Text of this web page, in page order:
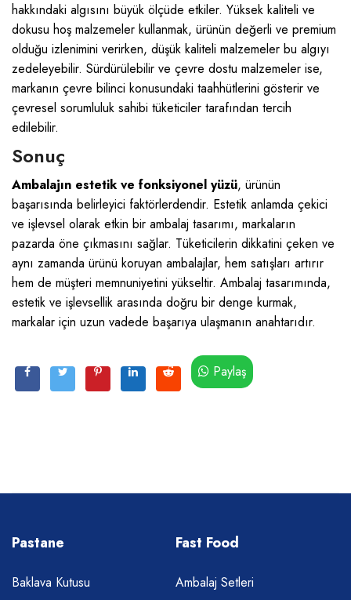
hakkındaki algısını büyük ölçüde etkiler. Yüksek kaliteli ve
dokusu hoş malzemeler kullanmak, ürünün değerli ve premium
olduğu izlenimini verirken, düşük kaliteli malzemeler bu algıyı
zedeleyebilir. Sürdürülebilir ve çevre dostu malzemeler ise,
markanın çevre bilinci konusundaki taahhütlerini gösterir ve
çevresel sorumluluk sahibi tüketiciler tarafından tercih
edilebilir.
Sonuç
Ambalajın estetik ve fonksiyonel yüzü, ürünün
başarısında belirleyici faktörlerdendir. Estetik anlamda çekici
ve işlevsel olarak etkin bir ambalaj tasarımı, markaların
pazarda öne çıkmasını sağlar. Tüketicilerin dikkatini çeken ve
aynı zamanda ürünü koruyan ambalajlar, hem satışları artırır
hem de müşteri memnuniyetini yükseltir. Ambalaj tasarımında,
estetik ve işlevsellik arasında doğru bir denge kurmak,
markalar için uzun vadede başarıya ulaşmanın anahtarıdır.
Paylaş
Pastane
Baklava Kutusu
Fast Food
Ambalaj Setleri